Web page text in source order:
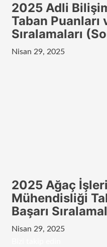
2025 Adli
Taban Puanları
Sıralamaları
Nisan 29, 2025
2025 Ağaç
Mühendisliği
Başarı
Nisan 29, 2025